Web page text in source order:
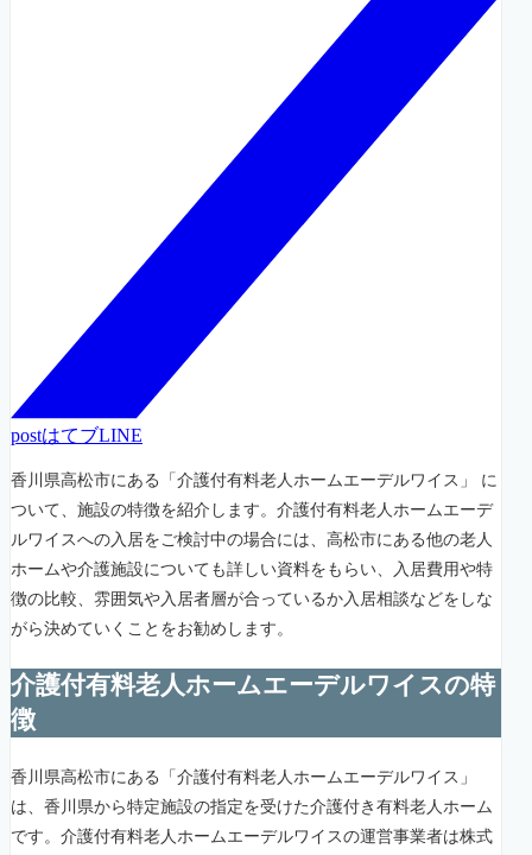
postはてブLINE
香川県高松市にある「介護付有料老人ホームエーデルワイス」 に
ついて、施設の特徴を紹介します。介護付有料老人ホームエーデ
ルワイスへの入居をご検討中の場合には、高松市にある他の老人
ホームや介護施設についても詳しい資料をもらい、入居費用や特
徴の比較、雰囲気や入居者層が合っているか入居相談などをしな
がら決めていくことをお勧めします。
介護付有料老人ホームエーデルワイスの特
徴
香川県高松市にある「介護付有料老人ホームエーデルワイス」
は、香川県から特定施設の指定を受けた介護付き有料老人ホーム
です。介護付有料老人ホームエーデルワイスの運営事業者は株式